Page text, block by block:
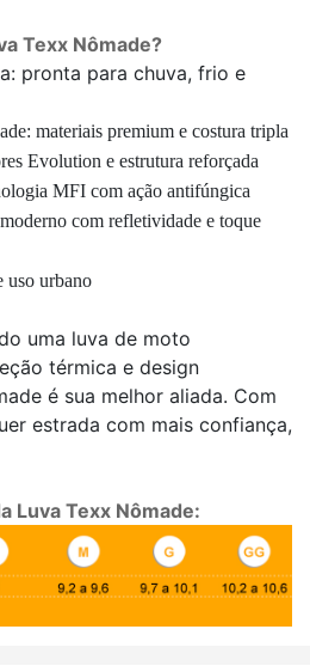
Texx Nômade?
pronta para chuva, frio e
materiais premium e costura tripla
Evolution e estrutura reforçada
MFI com ação antifúngica
com refletividade e toque
uso urbano
uma luva de moto
térmica e design
é sua melhor aliada. Com
estrada com mais confiança,
Luva Texx Nômade: